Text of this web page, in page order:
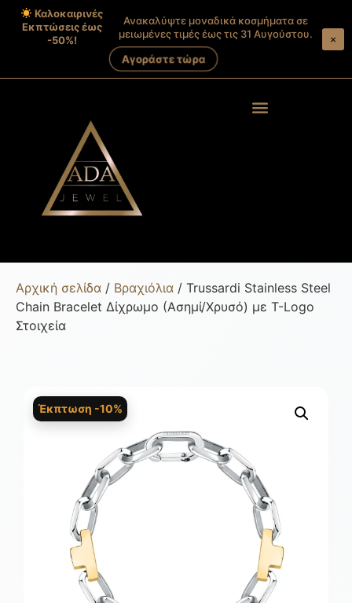
Καλοκαιρινές
Εκπτώσεις έως
-50%!
Ανακαλύψτε μοναδικά κοσμήματα σε
μειωμένες τιμές έως τις 31 Αυγούστου.
Αγοράστε τώρα
×
Αρχική σελίδα / Βραχιόλια / Trussardi Stainless Steel
Chain Bracelet Δίχρωμο (Ασημί/Χρυσό) με T-Logo
Στοιχεία
Έκπτωση -10%